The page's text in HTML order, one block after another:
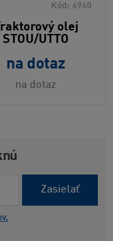
Kód: 6960
olej
STOU/UTTO
na dotaz
na dotaz
Zasielať